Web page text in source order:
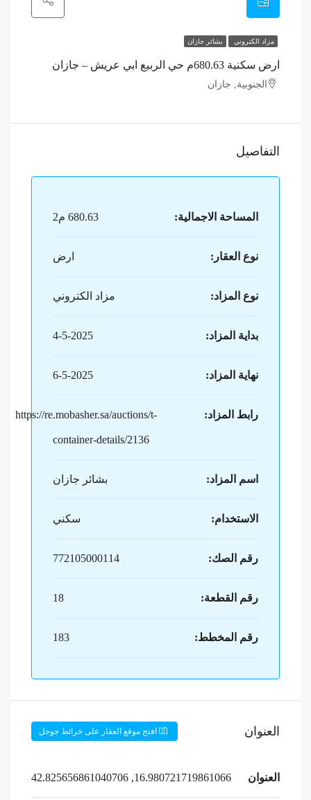
مزاد الكتروني بشائر جازان
ارض سكنية 680.63م حي الربيع ابي عريش – جازان
الجنوبية, جازان
التفاصيل
المساحة الاجمالية: 680.63 م2
نوع العقار: ارض
نوع المزاد: مزاد الكتروني
بداية المزاد: 4-5-2025
نهاية المزاد: 6-5-2025
رابط المزاد: https://re.mobasher.sa/auctions/t-
container-details/2136
اسم المزاد: بشائر جازان
الاستخدام: سكني
رقم الصك: 772105000114
رقم القطعة: 18
رقم المخطط: 183
العنوان افتح موقع العقار على خرائط جوجل
العنوان 16.980721719861066, 42.825656861040706